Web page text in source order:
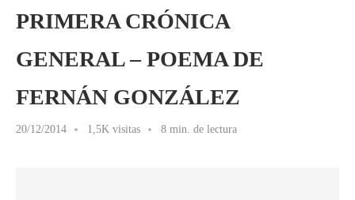
PRIMERA CRÓNICA
GENERAL – POEMA DE
FERNÁN GONZÁLEZ
20/12/2014 1,5K visitas 8 min. de lectura